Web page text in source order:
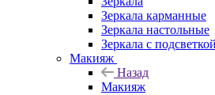
Зеркала карманные
Зеркала настольные
Зеркала с подсветкой
Макияж
Назад
Макияж